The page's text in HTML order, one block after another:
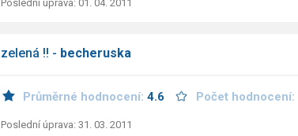
Poslední úprava: 01. 04. 2011
zelená !! - becheruska
Průměrné hodnocení: 4.6 Počet hodnocení:
Poslední úprava: 31. 03. 2011